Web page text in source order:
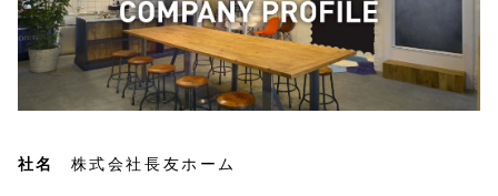
社名 株式会社長友ホーム